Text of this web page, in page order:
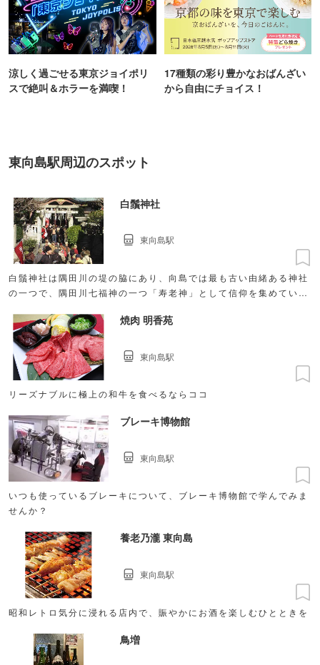
涼しく過ごせる東京ジョイポリ
スで絶叫＆ホラーを満喫！
17種類の彩り豊かなおばんざい
から自由にチョイス！
東向島駅周辺のスポット
白鬚神社
白鬚神社は隅田川の堤の脇にあり、向島では最も古い由緒ある神社
の一つで、隅田川七福神の一つ「寿老神」として信仰を集めてい
東向島駅
焼肉 明香苑
リーズナブルに極上の和牛を食べるならココ
東向島駅
ブレーキ博物館
いつも使っているブレーキについて、ブレーキ博物館で学んでみま
せんか？
東向島駅
養老乃瀧 東向島
昭和レトロ気分に浸れる店内で、賑やかにお酒を楽しむひとときを
東向島駅
鳥増